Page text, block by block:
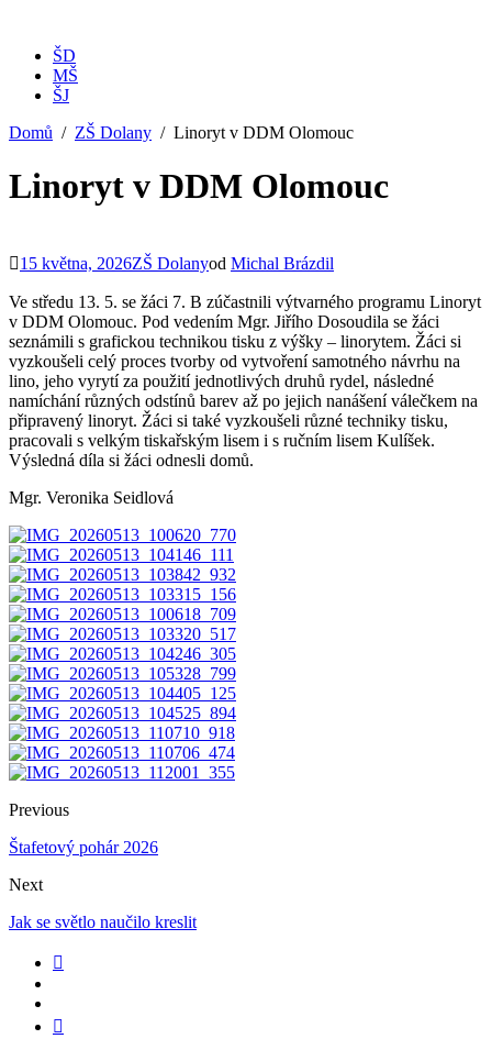
ŠD
MŠ
ŠJ
Domů
ZŠ Dolany Linoryt v DDM Olomouc
Linoryt v DDM Olomouc
15 května, 2026ZŠ Dolanyod Michal Brázdil
Ve středu 13. 5. se žáci 7. B zúčastnili výtvarného programu Linoryt
v DDM Olomouc. Pod vedením Mgr. Jiřího Dosoudila se žáci
seznámili s grafickou technikou tisku z výšky – linorytem. Žáci si
vyzkoušeli celý proces tvorby od vytvoření samotného návrhu na
lino, jeho vyrytí za použití jednotlivých druhů rydel, následné
namíchání různých odstínů barev až po jejich nanášení válečkem na
připravený linoryt. Žáci si také vyzkoušeli různé techniky tisku,
pracovali s velkým tiskařským lisem i s ručním lisem Kulíšek.
Výsledná díla si žáci odnesli domů.
Mgr. Veronika Seidlová
Previous
Štafetový pohár 2026
Next
Jak se světlo naučilo kreslit